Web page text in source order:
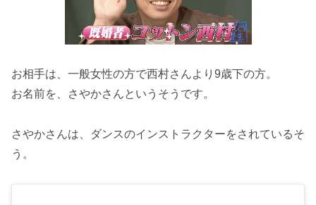
お相手は、一般女性の方で西村さんより9歳下の方。
お名前を、さやかさんというそうです。
さやかさんは、ダンスのインストラクターをされているそ
う。